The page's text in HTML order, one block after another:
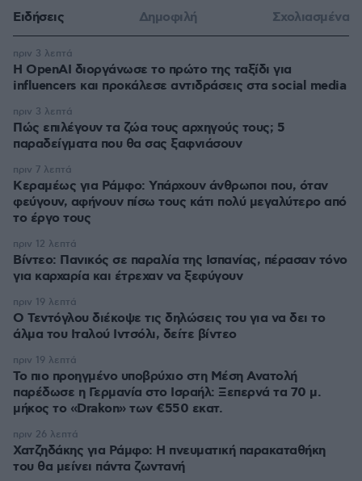
Ειδήσεις Δημοφιλή Σχολιασμένα
Η OpenAI διοργάνωσε το πρώτο της ταξίδι για
influencers και προκάλεσε αντιδράσεις στα social media
πριν 3 λεπτά
Πώς επιλέγουν τα ζώα τους αρχηγούς τους; 5
παραδείγματα που θα σας ξαφνιάσουν
πριν 3 λεπτά
Κεραμέως για Ράμφο: Υπάρχουν άνθρωποι που, όταν
φεύγουν, αφήνουν πίσω τους κάτι πολύ μεγαλύτερο από
το έργο τους
πριν 7 λεπτά
Βίντεο: Πανικός σε παραλία της Ισπανίας, πέρασαν τόνο
για καρχαρία και έτρεχαν να ξεφύγουν
πριν 12 λεπτά
Ο Τεντόγλου διέκοψε τις δηλώσεις του για να δει το
άλμα του Ιταλού Ιντσόλι, δείτε βίντεο
πριν 19 λεπτά
Το πιο προηγμένο υποβρύχιο στη Μέση Ανατολή
παρέδωσε η Γερμανία στο Ισραήλ: Ξεπερνά τα 70 μ.
μήκος το «Drakon» των €550 εκατ.
πριν 19 λεπτά
Χατζηδάκης για Ράμφο: Η πνευματική παρακαταθήκη
του θα μείνει πάντα ζωντανή
πριν 26 λεπτά